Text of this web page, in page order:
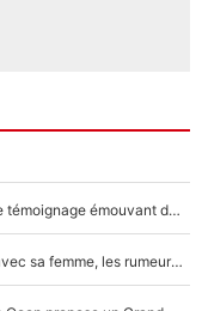
F1 : « Je lui ai fait un câlin, puis j’ai dû partir...», le témoignage émouvant de Max Verstappen sur sa fille
F1 : Charles Leclerc surpris par les paparazzis avec sa femme, les rumeurs étaient vraies !